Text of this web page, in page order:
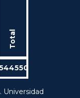
Total
Universidad